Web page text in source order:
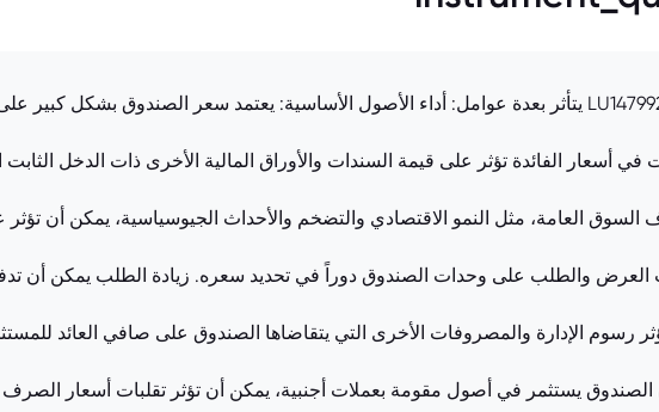
في أسعار الفائدة تؤثر على قيمة السندات والأوراق المالية الأخرى ذات الدخل
العامة، مثل النمو الاقتصادي والتضخم والأحداث الجيوسياسية، يمكن أن تؤثر
والطلب على وحدات الصندوق دوراً في تحديد سعره. زيادة الطلب يمكن أن
رسوم الإدارة والمصروفات الأخرى التي يتقاضاها الصندوق على صافي العائد
الصندوق يستثمر في أصول مقومة بعملات أجنبية، يمكن أن تؤثر تقلبات أسعار